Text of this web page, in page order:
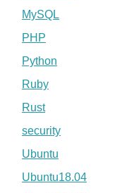
MySQL
PHP
Python
Ruby
Rust
security
Ubuntu
Ubuntu18.04